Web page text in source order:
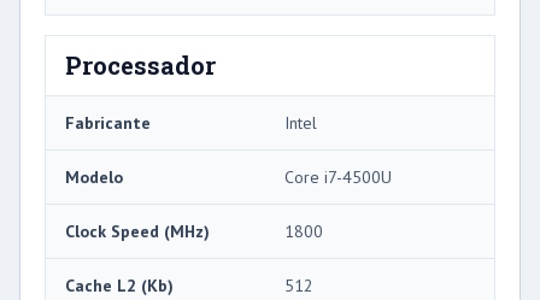
Processador
Fabricante Intel
Modelo Core i7-4500U
Clock Speed ​​(MHz) 1800
Cache L2 (Kb) 512